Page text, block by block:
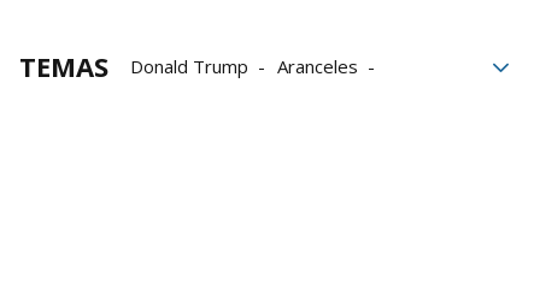
TEMAS Donald Trump
Aranceles